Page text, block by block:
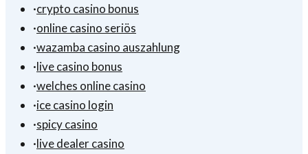
·crypto casino bonus
·online casino seriös
·wazamba casino auszahlung
·live casino bonus
·welches online casino
·ice casino login
·spicy casino
·live dealer casino